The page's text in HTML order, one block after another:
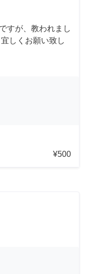
すが、教われまし
しくお願い致し
¥500